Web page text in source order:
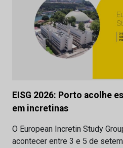
EISG 2026: Porto acolhe
em incretinas
O European Incretin Study
acontecer entre 3 e 5 de